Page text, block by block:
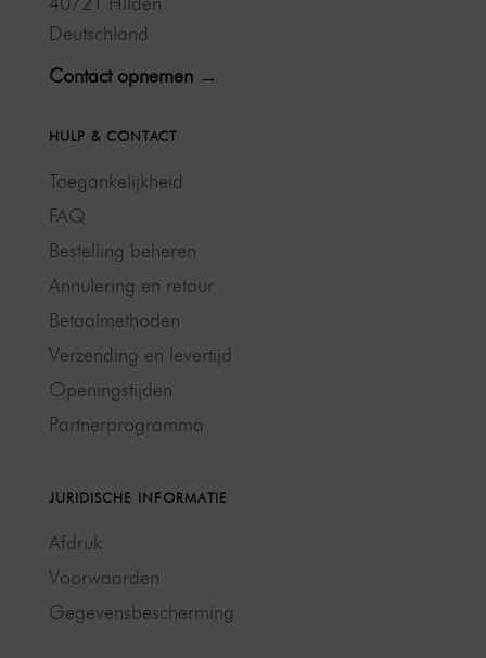
Deutschland
Contact opnemen →
HULP & CONTACT
Toegankelijkheid
FAQ
Bestelling beheren
Annulering en retour
Betaalmethoden
Verzending en levertijd
Openingstijden
Partnerprogramma
JURIDISCHE INFORMATIE
Afdruk
Voorwaarden
Gegevensbescherming